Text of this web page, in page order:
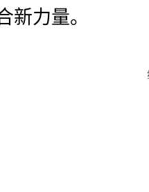
新力量。